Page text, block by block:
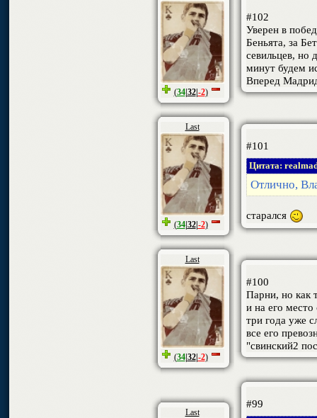
(34| 32| -2)
#102
Уверен в
Беньята, за
севильцев, но
минут будем
Вперед
Last
(34| 32| -2)
#101
Цитата:
Отлично,
старался
Last
(34| 32| -2)
#100
Парни, но как
и на его место
три года уже
все его
"свинский2
Last
#99